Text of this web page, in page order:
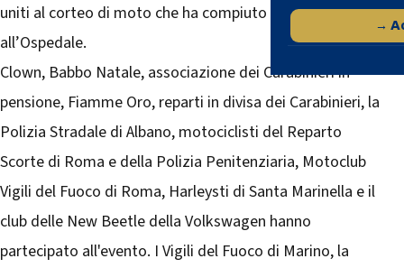
→
uniti al corteo di moto che ha compiuto due giri intorno
all’Ospedale.
Clown, Babbo Natale, associazione dei Carabinieri in
pensione, Fiamme Oro, reparti in divisa dei Carabinieri, la
Polizia Stradale di Albano, motociclisti del Reparto
Scorte di Roma e della Polizia Penitenziaria, Motoclub
Vigili del Fuoco di Roma, Harleysti di Santa Marinella e il
club delle New Beetle della Volkswagen hanno
partecipato all'evento. I Vigili del Fuoco di Marino, la